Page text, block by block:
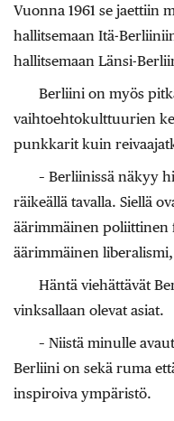
Vuonna 1961 se jaettiin
hallitsemaan Itä-
hallitsemaan Länsi-
Berliini on myös
vaihtoehtokulttuurien
punkkarit kuin
– Berliinissä näkyy
räikeällä tavalla. Siellä
äärimmäinen poliittinen
äärimmäinen
Häntä viehättävät
vinksallaan olevat asiat.
– Niistä minulle
Berliini on sekä ruma
inspiroiva ympäristö.